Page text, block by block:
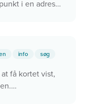
i en adresse
info søg
få kortet vist,